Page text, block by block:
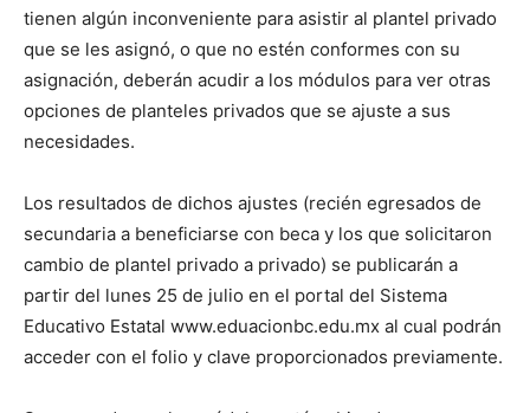
tienen algún inconveniente para asistir al plantel privado
que se les asignó, o que no estén conformes con su
asignación, deberán acudir a los módulos para ver otras
opciones de planteles privados que se ajuste a sus
necesidades.
Los resultados de dichos ajustes (recién egresados de
secundaria a beneficiarse con beca y los que solicitaron
cambio de plantel privado a privado) se publicarán a
partir del lunes 25 de julio en el portal del Sistema
Educativo Estatal www.eduacionbc.edu.mx al cual podrán
acceder con el folio y clave proporcionados previamente.